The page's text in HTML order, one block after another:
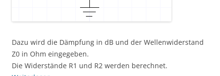
Dazu wird die Dämpfung in dB und der Wellenwiderstand
Z0 in Ohm eingegeben.
Die Widerstände R1 und R2 werden berechnet.